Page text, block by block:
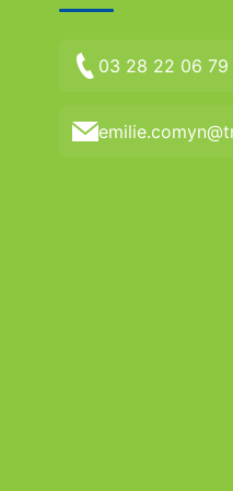
03 28 22 06 79